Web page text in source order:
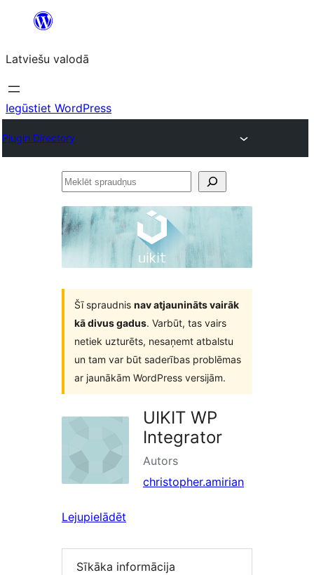
Pāriet
saturu
Latviešu valodā
Iegūstiet WordPress
Plugin Directory
Meklēt
Šī spraudnis nav atjaunināts vairāk
kā divus gadus. Varbūt, tas vairs
netiek uzturēts, nesaņemt atbalstu
un tam var būt saderības problēmas
ar jaunākām WordPress versijām.
UIKIT WP
Integrator
Autors
christopher.amirian
Lejupielādēt
Sīkāka informācija